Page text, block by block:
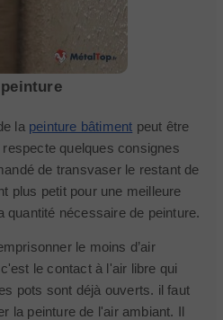
la peinture bâtiment peut être
quelques consignes
de transvaser le restant de
plus petit pour une meilleure
quantité nécessaire de peinture.
le moins d’air
le contact à l'air libre qui
pots sont déjà ouverts. il faut
la peinture de l'air ambiant. Il